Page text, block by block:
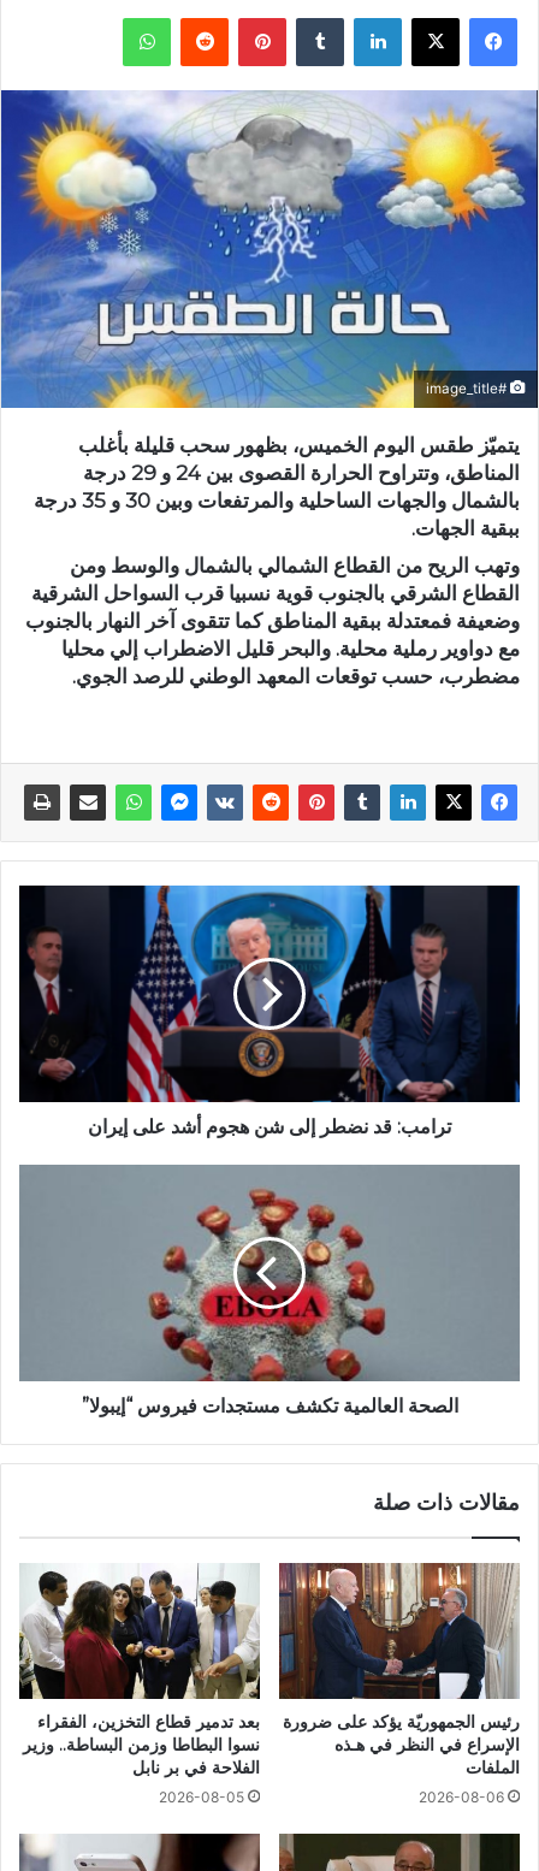
فيسبوك X لينكدإن بينتيريست واتساب
#image_title
يتميّز طقس اليوم الخميس، بظهور سحب قليلة بأغلب
المناطق، وتتراوح الحرارة القصوى بين 24 و 29 درجة
بالشمال والجهات الساحلية والمرتفعات وبين 30 و 35 درجة
ببقية الجهات.
وتهب الريح من القطاع الشمالي بالشمال والوسط ومن
القطاع الشرقي بالجنوب قوية نسبيا قرب السواحل الشرقية
وضعيفة فمعتدلة ببقية المناطق كما تتقوى آخر النهار بالجنوب
مع دواوير رملية محلية. والبحر قليل الاضطراب إلي محليا
مضطرب، حسب توقعات المعهد الوطني للرصد الجوي.
ترامب: قد ⁠نضطر إلى شن هجوم أشد على إيران
الصحة العالمية تكشف مستجدات فيروس “إيبولا”
مقالات ذات صلة
رئيس الجمهوريّة يؤكد على ضرورة
الإسراع في النظر في هـذه
الملفات
2026-08-06
بعد تدمير قطاع التخزين، الفقراء
نسوا البطاطا وزمن البساطة.. وزير
الفلاحة في بر نابل
2026-08-05